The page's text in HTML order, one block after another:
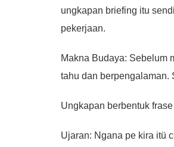
ungkapan briefing itu
pekerjaan.
Makna Budaya: Sebelum
tahu dan berpengalaman.
Ungkapan berbentuk frase
Ujaran: Ngana pe kira itü